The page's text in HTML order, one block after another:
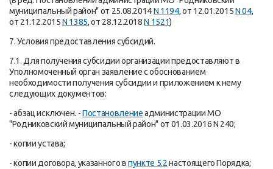
муниципальный район" от 25.08.2014N 1194, от 12.01.2015N 04,
от 21.12.2015N 1385, от 28.12.2018N 1521)
7. Условия предоставления субсидий.
7.1. Для получения субсидии организации предоставляют в
Уполномоченный орган заявление с обоснованием
необходимости получения субсидии и приложением к нему
следующих документов:
- абзац исключен. -Постановлениеадминистрации МО
"Родниковский муниципальный район" от 01.03.2016 N 240;
- копии устава;
- копии договора, указанного впункте 5.2настоящего Порядка;